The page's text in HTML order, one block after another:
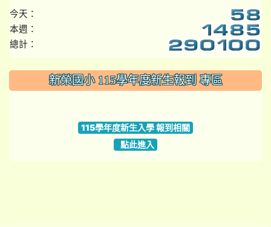
今天：
本週：
總計：
::: 新榮國小 115學年度新生報到 專區
115學年度新生入學 報到相關
點此進入